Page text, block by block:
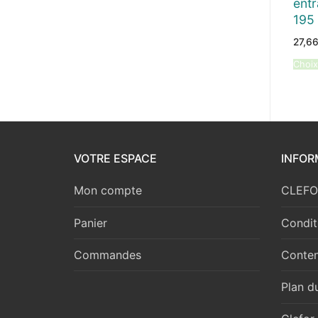
195
27,66
VOTRE ESPACE
Mon compte
Panier
Commandes
Plan